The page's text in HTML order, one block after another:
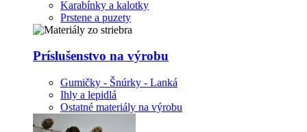
Karabínky a kalotky
Prstene a puzety
Príslušenstvo na výrobu
Gumičky - Šnúrky - Lanká
Ihly a lepidlá
Ostatné materiály na výrobu